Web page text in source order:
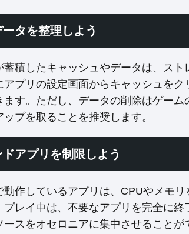
タを整理しよう
積したキャッシュやデータは、ス
アプリの設定画面からキャッシュを
す。ただし、データの削除はゲー
プを取ることを推奨します。
アプリを制限しよう
作しているアプリは、CPUやメモ
レイ中は、不要なアプリを完全に
ースをオセロニアに集中させること